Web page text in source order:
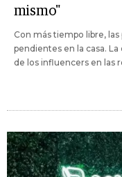
mismo"
Con más tiempo libre,
pendientes en la casa.
de los influencers en las